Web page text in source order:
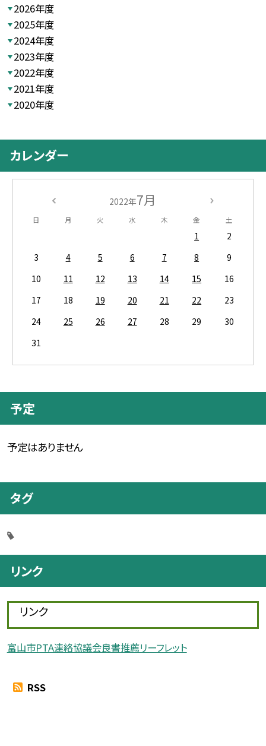
2026年度
2025年度
2024年度
2023年度
2022年度
2021年度
2020年度
カレンダー
2022年7月
日 月 火 水 木 金 土
1
2
3
4 5 6 7 8
9
10
11 12 13 14 15
16
17
18 19 20 21 22
23
24
25 26 27 28 29
30
31
予定
予定はありません
タグ
リンク
リンク
富山市PTA連絡協議会良書推薦リーフレット
RSS